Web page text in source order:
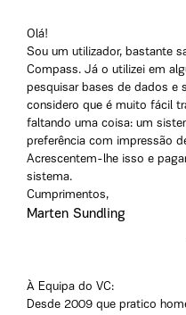
Olá!
Sou um utilizador, bastante
Compass. Já o utilizei em
pesquisar bases de dados e
considero que é muito fácil
faltando uma coisa: um
preferência com impressão
Acrescentem-lhe isso e
sistema.
Cumprimentos,
Marten Sundling
À Equipa do VC:
Desde 2009 que pratico